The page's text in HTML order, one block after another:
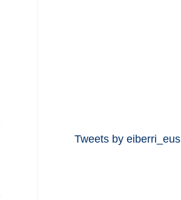
Tweets by eiberri_eus